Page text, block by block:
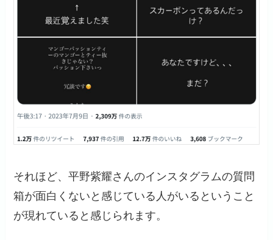
それほど、平野紫耀さんのインスタグラムの質問
箱が面白くないと感じている人がいるということ
が現れていると感じられます。